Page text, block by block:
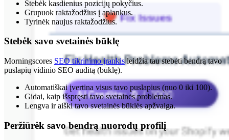
Stebėk kasdienius pozicijų pokyčius.
Grupuok raktažodžius į aplankus.
Tyrinėk naujus raktažodžius.
Stebėk savo svetainės būklę
Morningscores SEO tikrinimo įrankisleidžia tau stebėti bendrą tavo
puslapių vidinio SEO auditą (būklę).
Automatiškai įvertina visus tavo puslapius (nuo 0 iki 100).
Gidai, kaip išspręsti tavo svetainės problemas.
Lengva ir aiški tavo svetainės būklės apžvalga.
Peržiūrėk savo bendrą nuorodų profilį